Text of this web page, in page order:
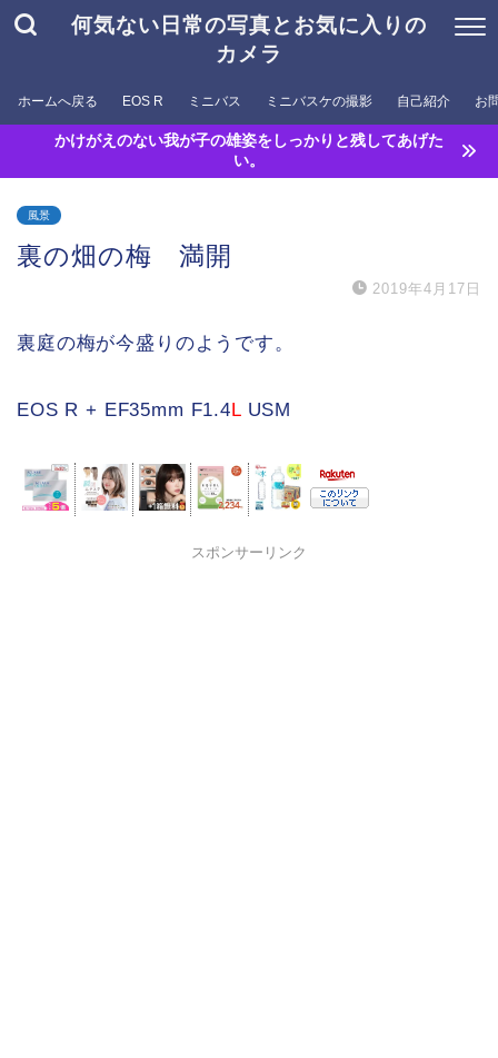
何気ない日常の写真とお気に入りの
カメラ
ホームへ戻る EOS R ミニバス ミニバスケの撮影 自己紹介 お
かけがえのない我が子の雄姿をしっかりと残してあげた
い。
風景
裏の畑の梅 満開
2019年4月17日
裏庭の梅が今盛りのようです。
EOS R + EF35mm F1.4LUSM
スポンサーリンク